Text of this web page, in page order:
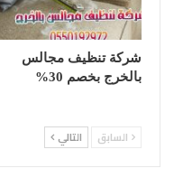
شركة تنظيف مجالس
بالخرج بخصم 30%
السابق التالي